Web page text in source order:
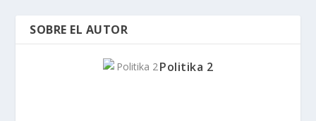
SOBRE EL AUTOR
Politika 2